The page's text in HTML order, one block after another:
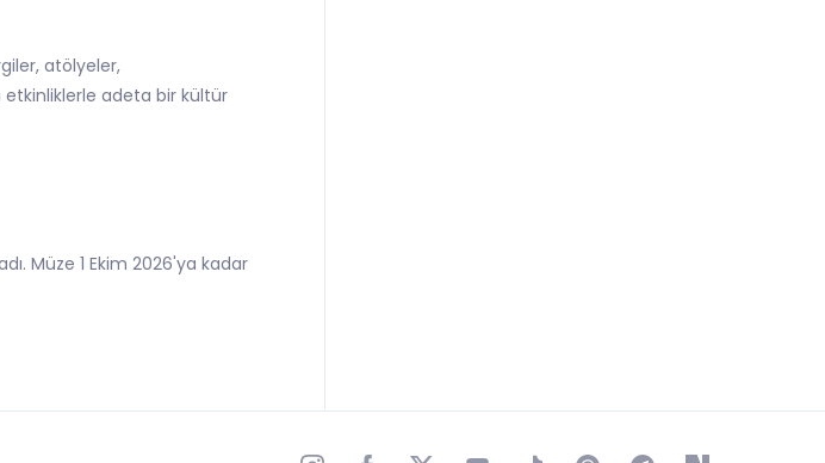
atölyeler,
adeta bir kültür
Müze 1 Ekim 2026'ya kadar